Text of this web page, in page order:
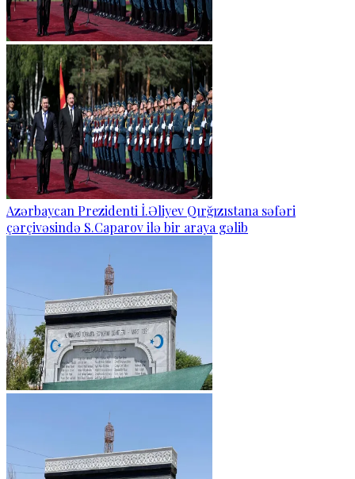
Azərbaycan Prezidenti İ.Əliyev Qırğızıstana səfəri
çərçivəsində S.Caparov ilə bir araya gəlib